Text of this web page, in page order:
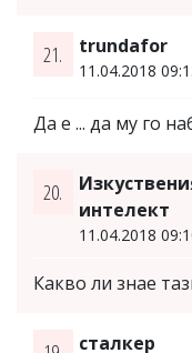
21. trundafor
11.04.2018
Да е ... да му го
20.
интелект
11.04.2018
Какво ли знае
сталкер